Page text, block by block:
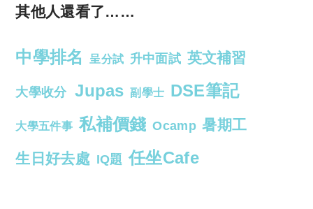
其他人還看了……
中學排名 呈分試 升中面試 英文補習
大學收分 Jupas 副學士 DSE筆記
大學五件事 私補價錢 Ocamp 暑期工
生日好去處 IQ題 任坐Cafe